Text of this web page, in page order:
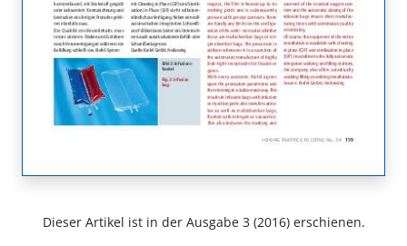
Dieser Artikel ist in der Ausgabe 3 (2016) erschienen.